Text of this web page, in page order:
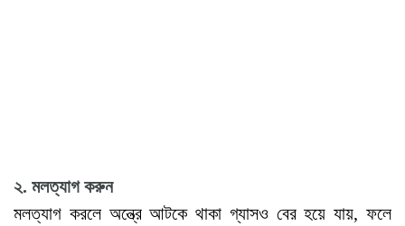
২. মলত্যাগ করুন
মলত্যাগ করলে অন্ত্রে আটকে থাকা গ্যাসও বের হয়ে যায়, ফলে